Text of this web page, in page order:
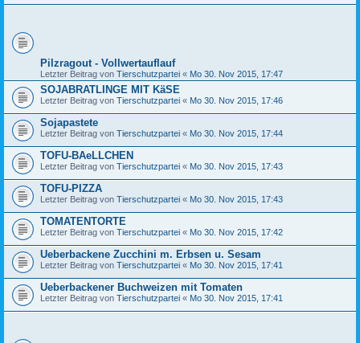
Pilzragout - Vollwertauflauf
Letzter Beitrag von Tierschutzpartei « Mo 30. Nov 2015, 17:47
SOJABRATLINGE MIT KäSE
Letzter Beitrag von Tierschutzpartei « Mo 30. Nov 2015, 17:46
Sojapastete
Letzter Beitrag von Tierschutzpartei « Mo 30. Nov 2015, 17:44
TOFU-BAeLLCHEN
Letzter Beitrag von Tierschutzpartei « Mo 30. Nov 2015, 17:43
TOFU-PIZZA
Letzter Beitrag von Tierschutzpartei « Mo 30. Nov 2015, 17:43
TOMATENTORTE
Letzter Beitrag von Tierschutzpartei « Mo 30. Nov 2015, 17:42
Ueberbackene Zucchini m. Erbsen u. Sesam
Letzter Beitrag von Tierschutzpartei « Mo 30. Nov 2015, 17:41
Ueberbackener Buchweizen mit Tomaten
Letzter Beitrag von Tierschutzpartei « Mo 30. Nov 2015, 17:41